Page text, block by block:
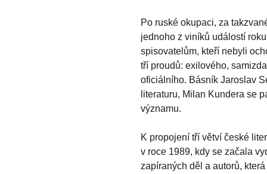
Po ruské okupaci, za
jednoho z viníků událostí
spisovatelům, kteří nebyli
tří proudů: exilového,
oficiálního. Básník Jaroslav
literaturu, Milan Kundera se
významu.
K propojení tří větví české
v roce 1989, kdy se začala
zapíraných děl a autorů,